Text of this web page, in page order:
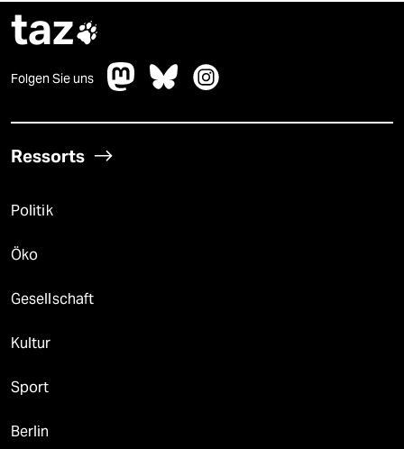
taz
Folgen Sie uns
Ressorts
Politik
Öko
Gesellschaft
Kultur
Sport
Berlin